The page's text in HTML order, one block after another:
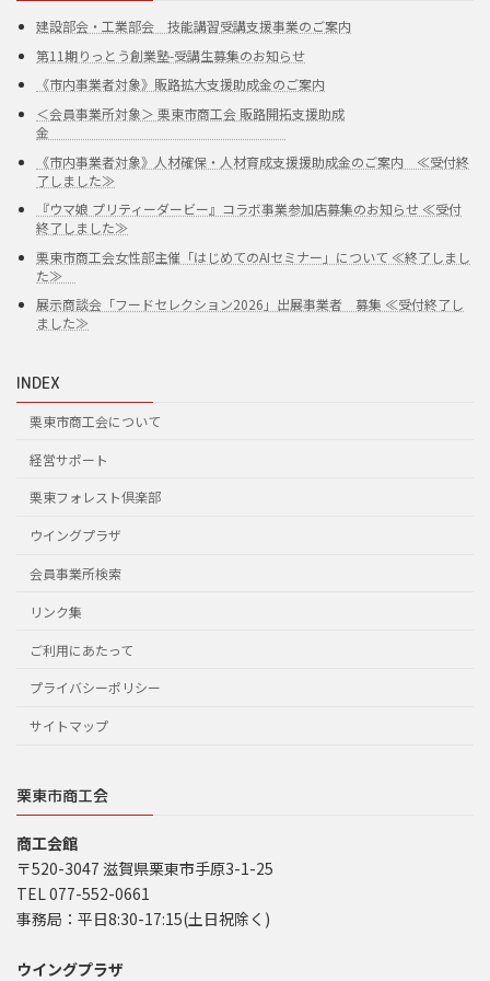
建設部会・工業部会 技能講習受講支援事業のご案内
第11期りっとう創業塾-受講生募集のお知らせ
《市内事業者対象》販路拡大支援助成金のご案内
＜会員事業所対象＞ 栗東市商工会 販路開拓支援助成
金
《市内事業者対象》人材確保・人材育成支援援助成金のご案内 ≪受付終
了しました≫
『ウマ娘 プリティーダービー』コラボ事業参加店募集のお知らせ ≪受付
終了しました≫
栗東市商工会女性部主催「はじめてのAIセミナー」について ≪終了しまし
た≫
展示商談会「フードセレクション2026」出展事業者 募集 ≪受付終了し
ました≫
INDEX
栗東市商工会について
経営サポート
栗東フォレスト倶楽部
ウイングプラザ
会員事業所検索
リンク集
ご利用にあたって
プライバシーポリシー
サイトマップ
栗東市商工会
商工会館
〒520-3047 滋賀県栗東市手原3-1-25
TEL 077-552-0661
事務局：平日8:30-17:15(土日祝除く)
ウイングプラザ